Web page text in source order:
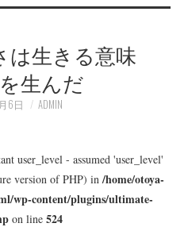
は生きる意味
生んだ
6日 ADMIN
user_level - assumed 'user_level'
version of PHP) in/home/otoya-
wp-content/plugins/ultimate-
on line524